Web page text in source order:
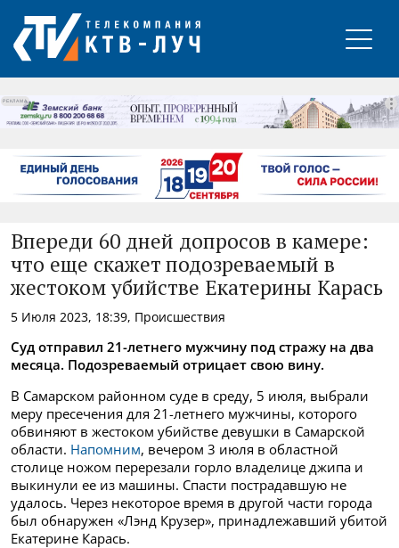
РЕКЛАМА
Впереди 60 дней допросов в камере:
что еще скажет подозреваемый в
жестоком убийстве Екатерины Карась
5 Июля 2023, 18:39, Происшествия
Суд отправил 21-летнего мужчину под стражу на два
месяца. Подозреваемый отрицает свою вину.
В Самарском районном суде в среду, 5 июля, выбрали
меру пресечения для 21-летнего мужчины, которого
обвиняют в жестоком убийстве девушки в Самарской
области. Напомним, вечером 3 июля в областной
столице ножом перерезали горло владелице джипа и
выкинули ее из машины. Спасти пострадавшую не
удалось. Через некоторое время в другой части города
был обнаружен «Лэнд Крузер», принадлежавший убитой
Екатерине Карась.